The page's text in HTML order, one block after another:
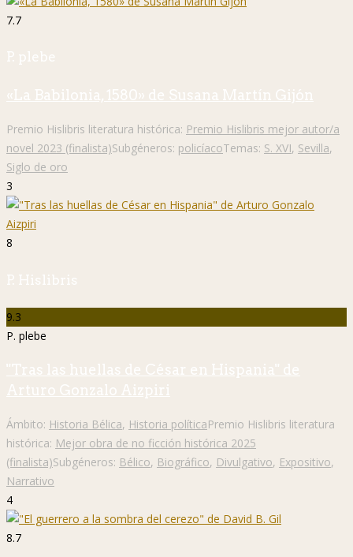
7.7
P. plebe
«La Babilonia, 1580» de Susana Martín Gijón
Premio Hislibris literatura histórica: Premio Hislibris mejor autor/a
novel 2023 (finalista)Subgéneros: policíacoTemas: S. XVI, Sevilla,
Siglo de oro
3
8
P. Hislibris
9.3
P. plebe
"Tras las huellas de César en Hispania" de
Arturo Gonzalo Aizpiri
Ámbito: Historia Bélica, Historia políticaPremio Hislibris literatura
histórica: Mejor obra de no ficción histórica 2025
(finalista)Subgéneros: Bélico, Biográfico, Divulgativo, Expositivo,
Narrativo
4
8.7